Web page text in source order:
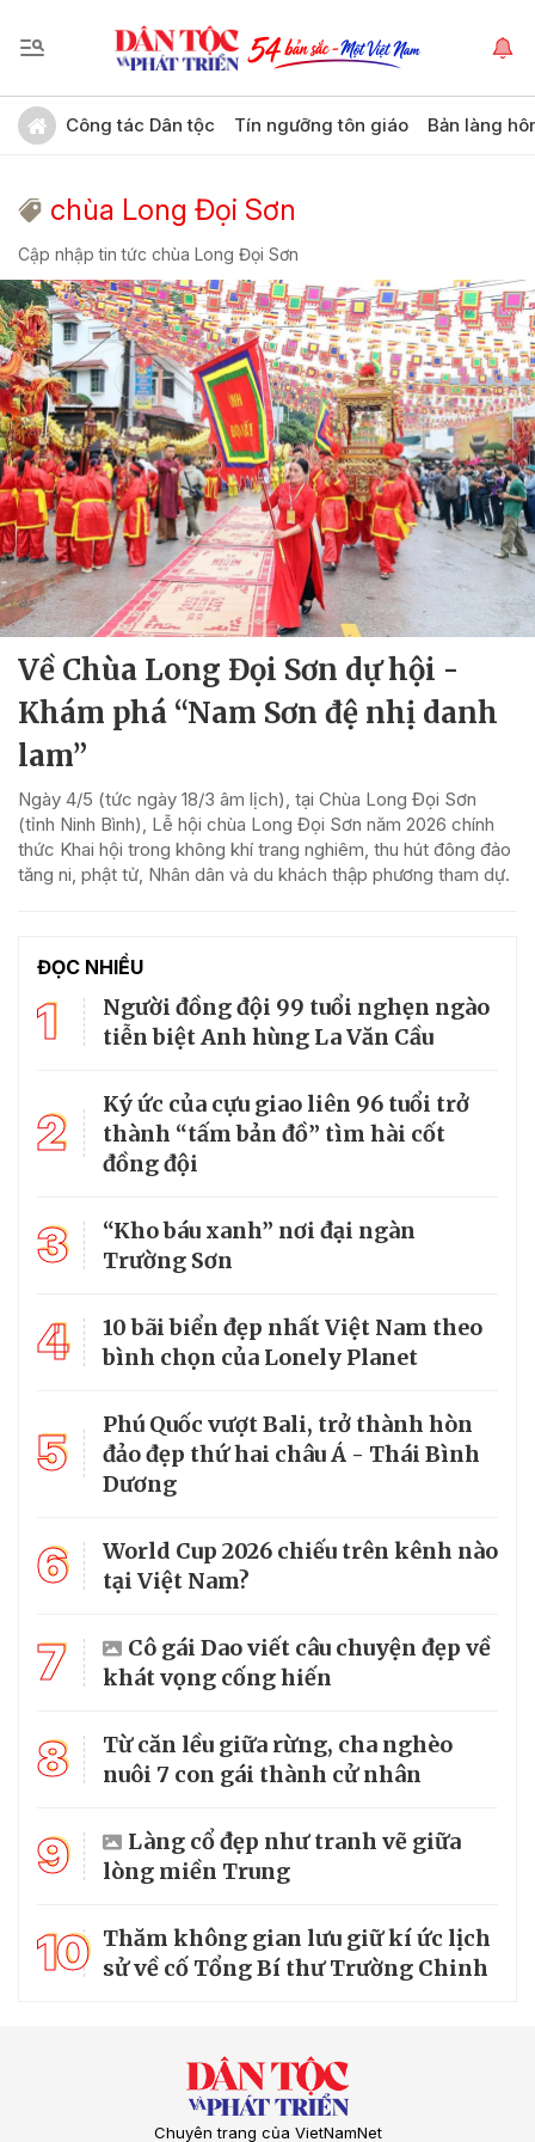
Công tác Dân tộc Tín ngưỡng tôn giáo Bản làng
chùa Long Đọi Sơn
Cập nhập tin tức chùa Long Đọi Sơn
Về Chùa Long Đọi Sơn dự hội -
Khám phá “Nam Sơn đệ nhị danh
lam”
Ngày 4/5 (tức ngày 18/3 âm lịch), tại Chùa Long Đọi Sơn
(tỉnh Ninh Bình), Lễ hội chùa Long Đọi Sơn năm 2026 chính
thức Khai hội trong không khí trang nghiêm, thu hút đông đảo
tăng ni, phật tử, Nhân dân và du khách thập phương tham dự.
ĐỌC NHIỀU
1
Người đồng đội 99 tuổi nghẹn ngào
tiễn biệt Anh hùng La Văn Cầu
2
Ký ức của cựu giao liên 96 tuổi trở
thành “tấm bản đồ” tìm hài cốt
đồng đội
3
“Kho báu xanh” nơi đại ngàn
Trường Sơn
4
10 bãi biển đẹp nhất Việt Nam theo
bình chọn của Lonely Planet
5
Phú Quốc vượt Bali, trở thành hòn
đảo đẹp thứ hai châu Á - Thái Bình
Dương
6
World Cup 2026 chiếu trên kênh nào
tại Việt Nam?
7
Cô gái Dao viết câu chuyện đẹp về
khát vọng cống hiến
8
Từ căn lều giữa rừng, cha nghèo
nuôi 7 con gái thành cử nhân
9
Làng cổ đẹp như tranh vẽ giữa
lòng miền Trung
10 Thăm không gian lưu giữ kí ức lịch
sử về cố Tổng Bí thư Trường Chinh
Chuyên trang của VietNamNet